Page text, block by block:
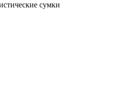
сумки